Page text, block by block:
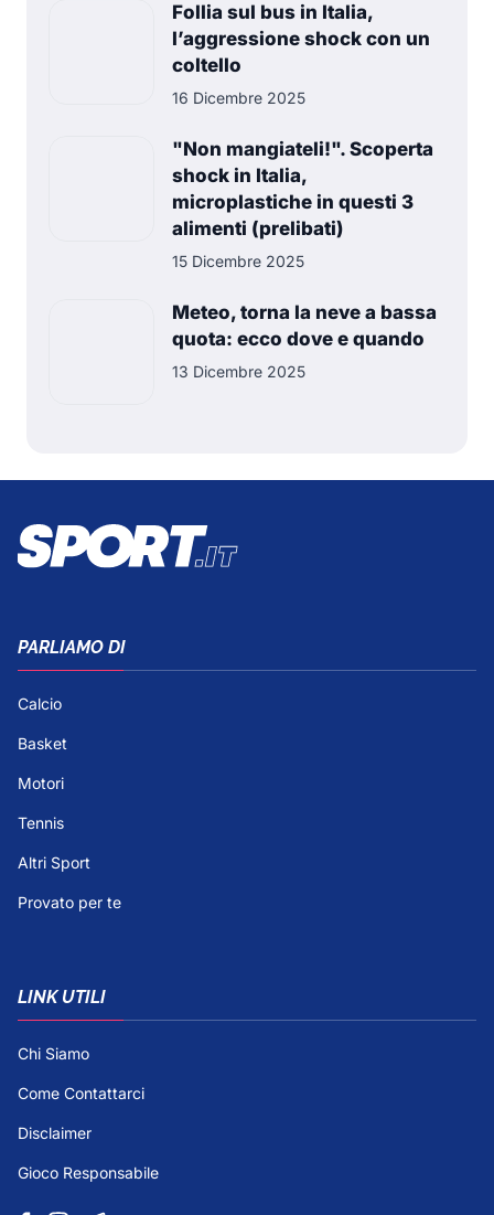
Follia sul bus in Italia,
l’aggressione shock con un
coltello
16 Dicembre 2025
"Non mangiateli!". Scoperta
shock in Italia,
microplastiche in questi 3
alimenti (prelibati)
15 Dicembre 2025
Meteo, torna la neve a bassa
quota: ecco dove e quando
13 Dicembre 2025
PARLIAMO DI
Calcio
Basket
Motori
Tennis
Altri Sport
Provato per te
LINK UTILI
Chi Siamo
Come Contattarci
Disclaimer
Gioco Responsabile